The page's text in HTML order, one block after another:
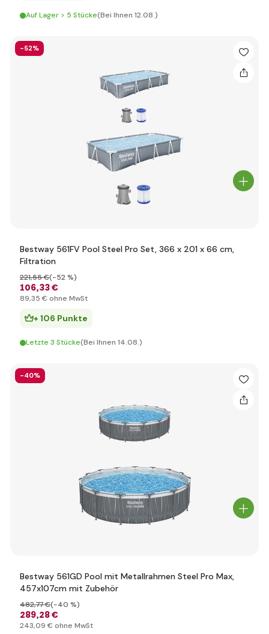
Auf Lager > 5 Stücke(Bei Ihnen 12.08.)
-52%
Bestway 561FV Pool Steel Pro Set, 366 x 201 x 66 cm,
Filtration
106,33 €
221,55 €(-52 %)
89,35 € ohne MwSt
+ 106 Punkte
Letzte 3 Stücke(Bei Ihnen 14.08.)
-40%
Bestway 561GD Pool mit Metallrahmen Steel Pro Max,
457x107cm mit Zubehör
289,28 €
482,77 €(-40 %)
243,09 € ohne MwSt